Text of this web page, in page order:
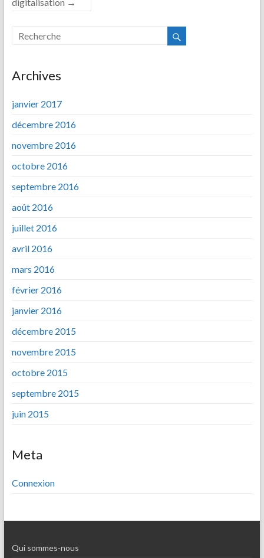
Archives
janvier 2017
décembre 2016
novembre 2016
octobre 2016
septembre 2016
août 2016
juillet 2016
avril 2016
mars 2016
février 2016
janvier 2016
décembre 2015
novembre 2015
octobre 2015
septembre 2015
juin 2015
Meta
Connexion
Qui sommes-nous